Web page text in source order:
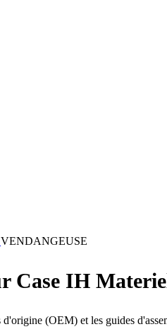
VENDANGEUSE
Case IH
d'origine (OEM) et les guides